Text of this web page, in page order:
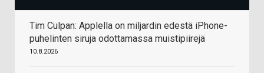
Tim Culpan: Applella on miljardin edestä iPhone-
puhelinten siruja odottamassa muistipiirejä
10.8.2026